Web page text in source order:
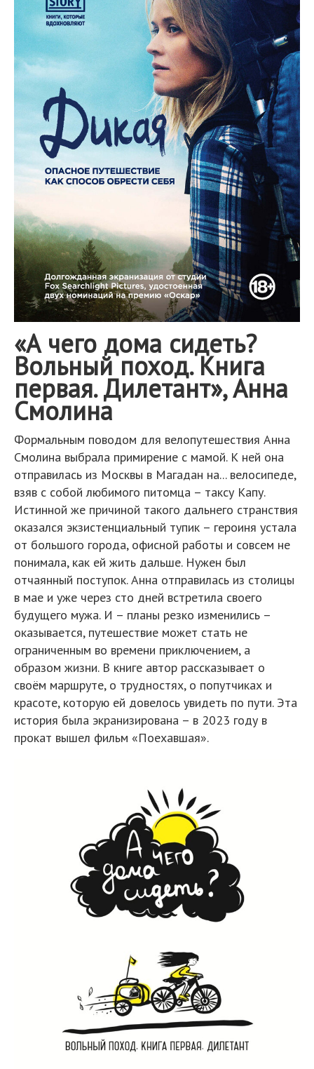
«А чего дома сидеть?
Вольный поход. Книга
первая. Дилетант», Анна
Смолина
Формальным поводом для велопутешествия Анна
Смолина выбрала примирение с мамой. К ней она
отправилась из Москвы в Магадан на... велосипеде,
взяв с собой любимого питомца – таксу Капу.
Истинной же причиной такого дальнего странствия
оказался экзистенциальный тупик – героиня устала
от большого города, офисной работы и совсем не
понимала, как ей жить дальше. Нужен был
отчаянный поступок. Анна отправилась из столицы
в мае и уже через сто дней встретила своего
будущего мужа. И – планы резко изменились –
оказывается, путешествие может стать не
ограниченным во времени приключением, а
образом жизни. В книге автор рассказывает о
своём маршруте, о трудностях, о попутчиках и
красоте, которую ей довелось увидеть по пути. Эта
история была экранизирована – в 2023 году в
прокат вышел фильм «Поехавшая».